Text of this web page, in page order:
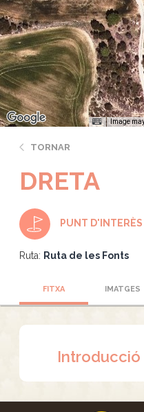
Image
TORNAR
DRETA
PUNT D'INTERÈS
Ruta: Ruta de les Fonts
FITXA IMATGES
Introducció